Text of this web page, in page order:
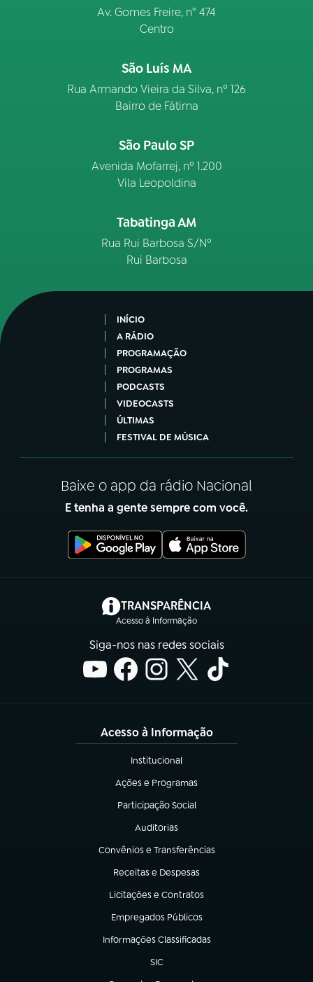
Av. Gomes Freire, n° 474
Centro
São Luís MA
Rua Armando Vieira da Silva, nº 126
Bairro de Fátima
São Paulo SP
Avenida Mofarrej, nº 1.200
Vila Leopoldina
Tabatinga AM
Rua Rui Barbosa S/Nº
Rui Barbosa
INÍCIO
A RÁDIO
PROGRAMAÇÃO
PROGRAMAS
PODCASTS
VIDEOCASTS
ÚLTIMAS
FESTIVAL DE MÚSICA
Baixe o app da rádio Nacional
E tenha a gente sempre com você.
TRANSPARÊNCIA
Acesso à Informação
(abre em nova aba)
Siga-nos nas redes sociais
Acesso à Informação
Institucional
(abre em nova aba)
Ações e Programas
(abre em nova aba)
Participação Social
(abre em nova aba)
Auditorias
(abre em nova aba)
Convênios e Transferências
(abre em nova aba)
Receitas e Despesas
(abre em nova aba)
Licitações e Contratos
(abre em nova aba)
Empregados Públicos
(abre em nova aba)
Informações Classificadas
(abre em nova aba)
SIC
(abre em nova aba)